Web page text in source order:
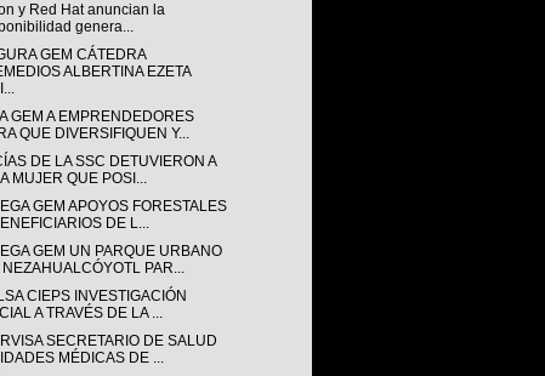
y Red Hat anuncian la
genera...
GEM CÁTEDRA
ALBERTINA EZETA
GEM A EMPRENDEDORES
QUE DIVERSIFIQUEN Y...
DE LA SSC DETUVIERON A
MUJER QUE POSI...
GEM APOYOS FORESTALES
DE L...
GEM UN PARQUE URBANO
NEZAHUALCÓYOTL PAR...
CIEPS INVESTIGACIÓN
A TRAVÉS DE LA ...
SECRETARIO DE SALUD
MÉDICAS DE ...